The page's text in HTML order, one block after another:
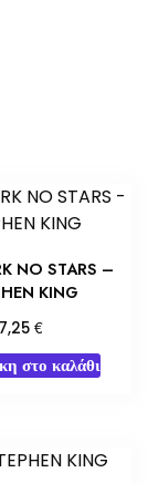
NO STARS –
KING
7,25€
στο καλάθι